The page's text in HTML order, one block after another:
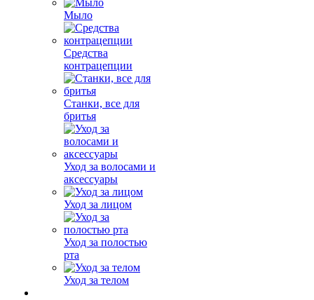
Мыло
Средства
контрацепции
Станки, все для
бритья
Уход за волосами и
аксессуары
Уход за лицом
Уход за полостью
рта
Уход за телом